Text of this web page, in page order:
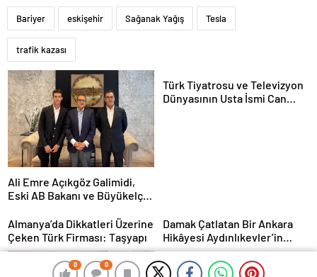
0 0
0 0
Bariyer eskişehir Sağanak Yağış Tesla
trafik kazası
Ali Emre Açıkgöz Galimidi,
Eski AB Bakanı ve Büyükelçi
Geldi
Türk Tiyatrosu ve Televizyon
Dünyasının Usta İsmi Can
Almanya’da Dikkatleri Üzerine
Çeken Türk Firması: Taşyapı
Damak Çatlatan Bir Ankara
Hikâyesi Aydınlıkevler’in
Lezzet Durağı Urfa Damak
MasterChef Şampiyonu Eren